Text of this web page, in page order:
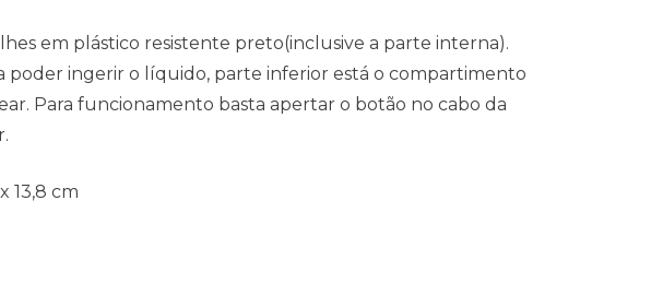
em plástico resistente preto(inclusive a parte interna).
poder ingerir o líquido, parte inferior está o compartimento
Para funcionamento basta apertar o botão no cabo da
13,8 cm